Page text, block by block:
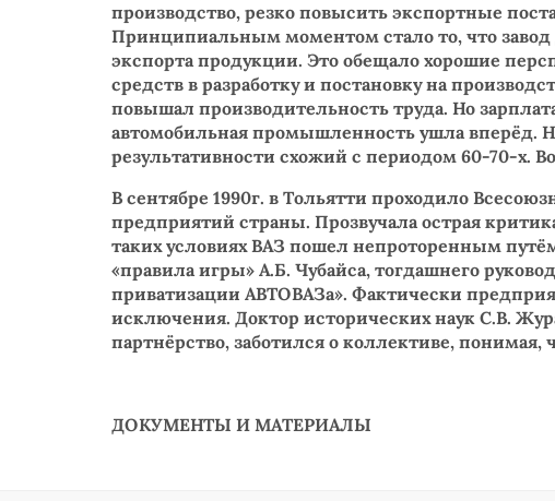
производство, резко повысить экспортные
Принципиальным моментом стало то, что
экспорта продукции. Это обещало хорошие
средств в разработку и постановку на
повышал производительность труда. Но
автомобильная промышленность ушла вперёд.
результативности схожий с периодом 60-70-х.
В сентябре 1990г. в Тольятти проходило
предприятий страны. Прозвучала острая
таких условиях ВАЗ пошел непроторенным
«правила игры» А.Б. Чубайса, тогдашнего
приватизации АВТОВАЗа». Фактически
исключения. Доктор исторических наук С.В.
партнёрство, заботился о коллективе,
ДОКУМЕНТЫ И МАТЕРИАЛЫ